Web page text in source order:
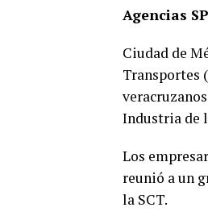
Agencias
Ciudad de
Transportes
Industria de
Los
reunió a un
la SCT.